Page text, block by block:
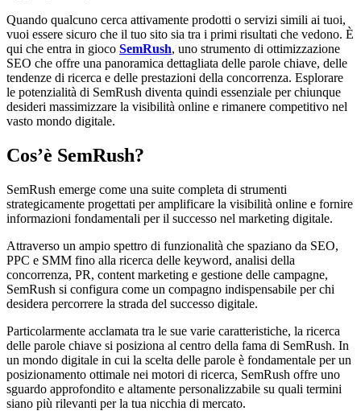
Quando qualcuno cerca attivamente prodotti o servizi simili ai tuoi,
vuoi essere sicuro che il tuo sito sia tra i primi risultati che vedono. È
qui che entra in gioco SemRush, uno strumento di ottimizzazione
SEO che offre una panoramica dettagliata delle parole chiave, delle
tendenze di ricerca e delle prestazioni della concorrenza. Esplorare
le potenzialità di SemRush diventa quindi essenziale per chiunque
desideri massimizzare la visibilità online e rimanere competitivo nel
vasto mondo digitale.
Cos’è SemRush?
SemRush emerge come una suite completa di strumenti
strategicamente progettati per amplificare la visibilità online e fornire
informazioni fondamentali per il successo nel marketing digitale.
Attraverso un ampio spettro di funzionalità che spaziano da SEO,
PPC e SMM fino alla ricerca delle keyword, analisi della
concorrenza, PR, content marketing e gestione delle campagne,
SemRush si configura come un compagno indispensabile per chi
desidera percorrere la strada del successo digitale.
Particolarmente acclamata tra le sue varie caratteristiche, la ricerca
delle parole chiave si posiziona al centro della fama di SemRush. In
un mondo digitale in cui la scelta delle parole è fondamentale per un
posizionamento ottimale nei motori di ricerca, SemRush offre uno
sguardo approfondito e altamente personalizzabile su quali termini
siano più rilevanti per la tua nicchia di mercato.